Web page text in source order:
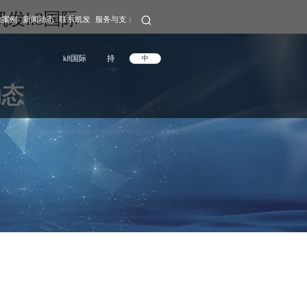
发k8国际
案例 新闻动态 联系凯发
k8国际
服务与支
持 中